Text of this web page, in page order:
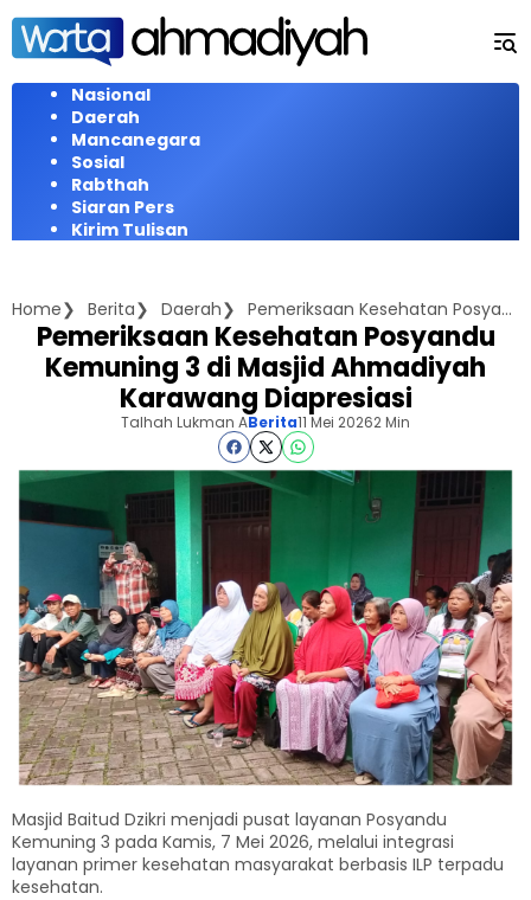
Langsung
konten
Nasional
Daerah
Mancanegara
Sosial
Rabthah
Siaran Pers
Kirim Tulisan
Home Berita Daerah Pemeriksaan Kesehatan Posyandu Kemuning 3 di Masjid Ahmadiyah Karawang Diapresiasi
Pemeriksaan Kesehatan Posyandu
Kemuning 3 di Masjid Ahmadiyah
Karawang Diapresiasi
Talhah Lukman ABerita11 Mei 20262 Min
Masjid Baitud Dzikri menjadi pusat layanan Posyandu
Kemuning 3 pada Kamis, 7 Mei 2026, melalui integrasi
layanan primer kesehatan masyarakat berbasis ILP terpadu
kesehatan.